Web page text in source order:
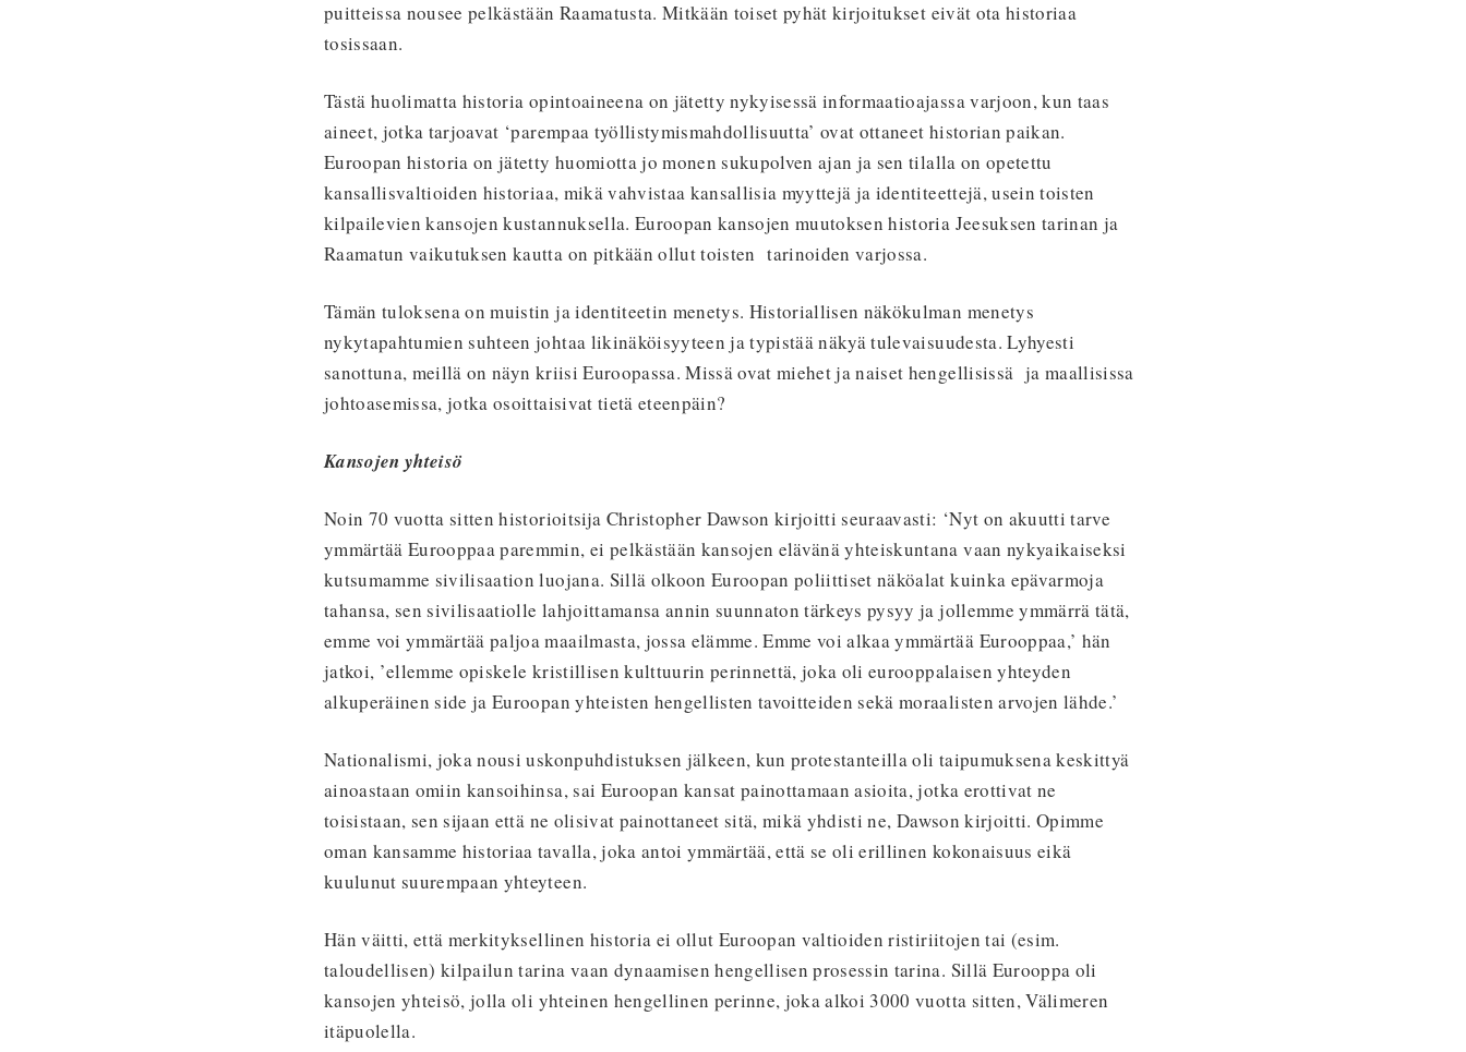
puitteissa nousee pelkästään Raamatusta. Mitkään toiset pyhät kirjoitukset eivät ota historiaa
tosissaan.
Tästä huolimatta historia opintoaineena on jätetty nykyisessä informaatioajassa varjoon, kun taas
aineet, jotka tarjoavat ‘parempaa työllistymismahdollisuutta’ ovat ottaneet historian paikan.
Euroopan historia on jätetty huomiotta jo monen sukupolven ajan ja sen tilalla on opetettu
kansallisvaltioiden historiaa, mikä vahvistaa kansallisia myyttejä ja identiteettejä, usein toisten
kilpailevien kansojen kustannuksella. Euroopan kansojen muutoksen historia Jeesuksen tarinan ja
Raamatun vaikutuksen kautta on pitkään ollut toisten tarinoiden varjossa.
Tämän tuloksena on muistin ja identiteetin menetys. Historiallisen näkökulman menetys
nykytapahtumien suhteen johtaa likinäköisyyteen ja typistää näkyä tulevaisuudesta. Lyhyesti
sanottuna, meillä on näyn kriisi Euroopassa. Missä ovat miehet ja naiset hengellisissä ja maallisissa
johtoasemissa, jotka osoittaisivat tietä eteenpäin?
Kansojen yhteisö
Noin 70 vuotta sitten historioitsija Christopher Dawson kirjoitti seuraavasti: ‘Nyt on akuutti tarve
ymmärtää Eurooppaa paremmin, ei pelkästään kansojen elävänä yhteiskuntana vaan nykyaikaiseksi
kutsumamme sivilisaation luojana. Sillä olkoon Euroopan poliittiset näköalat kuinka epävarmoja
tahansa, sen sivilisaatiolle lahjoittamansa annin suunnaton tärkeys pysyy ja jollemme ymmärrä tätä,
emme voi ymmärtää paljoa maailmasta, jossa elämme. Emme voi alkaa ymmärtää Eurooppaa,’ hän
jatkoi, ’ellemme opiskele kristillisen kulttuurin perinnettä, joka oli eurooppalaisen yhteyden
alkuperäinen side ja Euroopan yhteisten hengellisten tavoitteiden sekä moraalisten arvojen lähde.’
Nationalismi, joka nousi uskonpuhdistuksen jälkeen, kun protestanteilla oli taipumuksena keskittyä
ainoastaan omiin kansoihinsa, sai Euroopan kansat painottamaan asioita, jotka erottivat ne
toisistaan, sen sijaan että ne olisivat painottaneet sitä, mikä yhdisti ne, Dawson kirjoitti. Opimme
oman kansamme historiaa tavalla, joka antoi ymmärtää, että se oli erillinen kokonaisuus eikä
kuulunut suurempaan yhteyteen.
Hän väitti, että merkityksellinen historia ei ollut Euroopan valtioiden ristiriitojen tai (esim.
taloudellisen) kilpailun tarina vaan dynaamisen hengellisen prosessin tarina. Sillä Eurooppa oli
kansojen yhteisö, jolla oli yhteinen hengellinen perinne, joka alkoi 3000 vuotta sitten, Välimeren
itäpuolella.